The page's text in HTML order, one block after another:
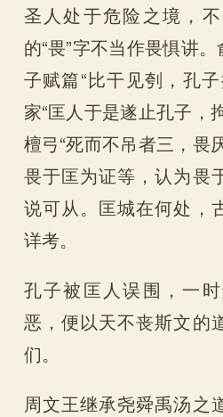
圣人处于危险之境，
的“畏”字不当作畏惧讲
子赋篇“比干见刳，孔
家“匡人于是遂止孔子，
檀弓“死而不吊者三，畏
畏于匡为证等，认为畏
说可从。匡城在何处，
详考。
孔子被匡人误围，一
恶，便以天不丧斯文的
们。
周文王继承尧舜禹汤之